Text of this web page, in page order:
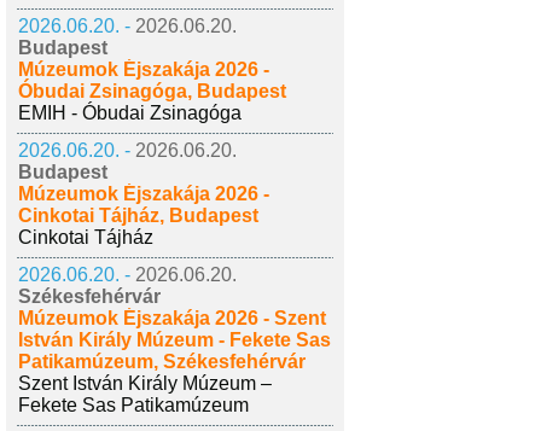
2026.06.20. - 2026.06.20.
Budapest
Múzeumok Éjszakája 2026 -
Óbudai Zsinagóga, Budapest
EMIH - Óbudai Zsinagóga
2026.06.20. - 2026.06.20.
Budapest
Múzeumok Éjszakája 2026 -
Cinkotai Tájház, Budapest
Cinkotai Tájház
2026.06.20. - 2026.06.20.
Székesfehérvár
Múzeumok Éjszakája 2026 - Szent
István Király Múzeum - Fekete Sas
Patikamúzeum, Székesfehérvár
Szent István Király Múzeum –
Fekete Sas Patikamúzeum